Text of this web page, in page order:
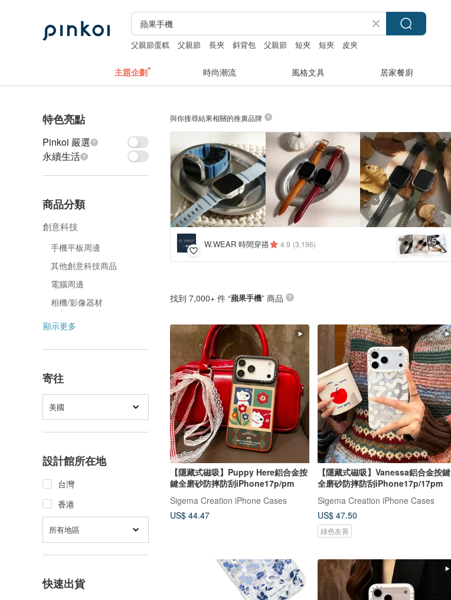
父親節蛋糕 父親節 長夾 斜背包 父親節 短夾 短夾 皮夾
主題企劃 時尚潮流 風格文具 居家餐廚
特色亮點
Pinkoi 嚴選
永續生活
商品分類
創意科技
手機平板周邊
其他創意科技商品
電腦周邊
相機/影像器材
顯示更多
寄往
美國
設計館所在地
台灣
香港
所有地區
快速出貨
與你搜尋結果相關的推廣品牌
W.WEAR 時間穿搭 4.9 (3,196) +5
找到 7,000+ 件 “蘋果手機” 商品
【隱藏式磁吸】Puppy Here鋁合金按
鍵全磨砂防摔防刮iPhone17p/pm
Sigema Creation iPhone Cases
US$ 44.47
【隱藏式磁吸】Vanessa鋁合金按鍵
全磨砂防摔防刮iPhone17p/17pm
Sigema Creation iPhone Cases
US$ 47.50
綠色友善